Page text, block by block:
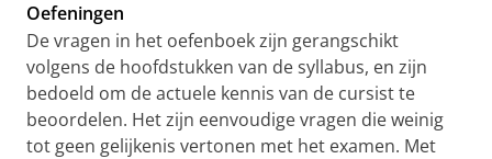
Oefeningen
De vragen in het oefenboek zijn gerangschikt
volgens de hoofdstukken van de syllabus, en zijn
bedoeld om de actuele kennis van de cursist te
beoordelen. Het zijn eenvoudige vragen die weinig
tot geen gelijkenis vertonen met het examen. Met